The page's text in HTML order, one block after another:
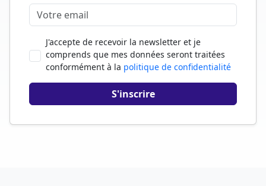
J'accepte de recevoir la newsletter et je
comprends que mes données seront traitées
conformément à la politique de confidentialité